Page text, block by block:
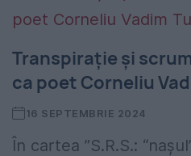
Transpirație și
ca poet Corneliu
16 SEPTEMBRIE 2024
În cartea ”S.R.S.: